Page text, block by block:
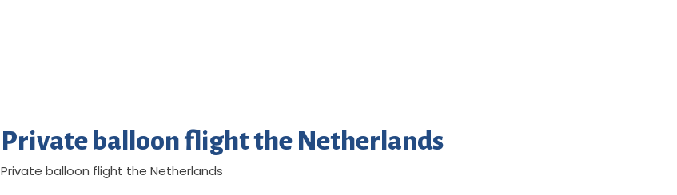
Private balloon flight the Netherlands
Private balloon flight the Netherlands